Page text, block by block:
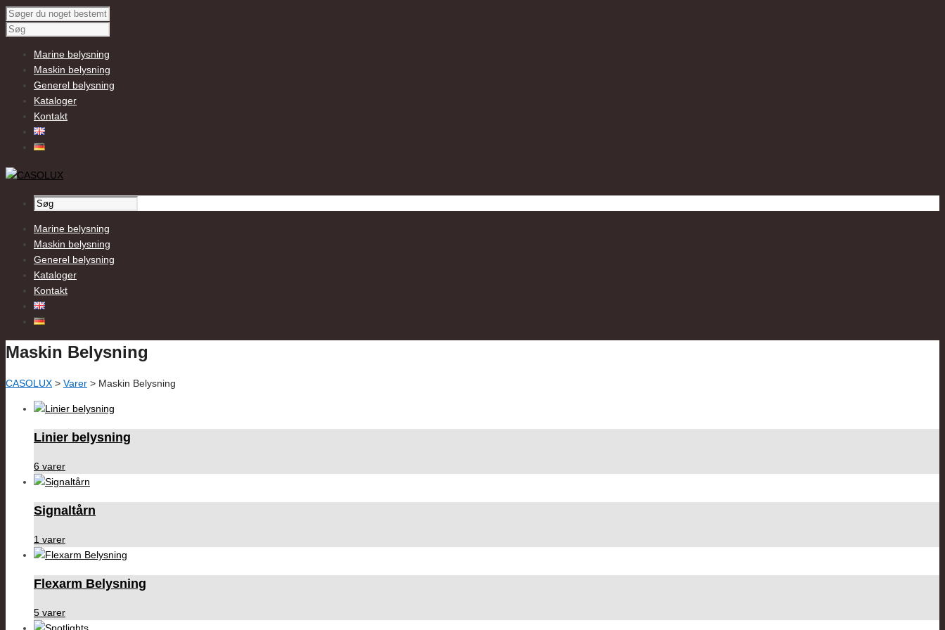
Marine belysning
Maskin belysning
Generel belysning
Kataloger
Kontakt
Marine belysning
Maskin belysning
Generel belysning
Kataloger
Kontakt
Maskin Belysning
CASOLUX > Varer > Maskin Belysning
Linier belysning
6 varer
Signaltårn
1 varer
Flexarm Belysning
5 varer